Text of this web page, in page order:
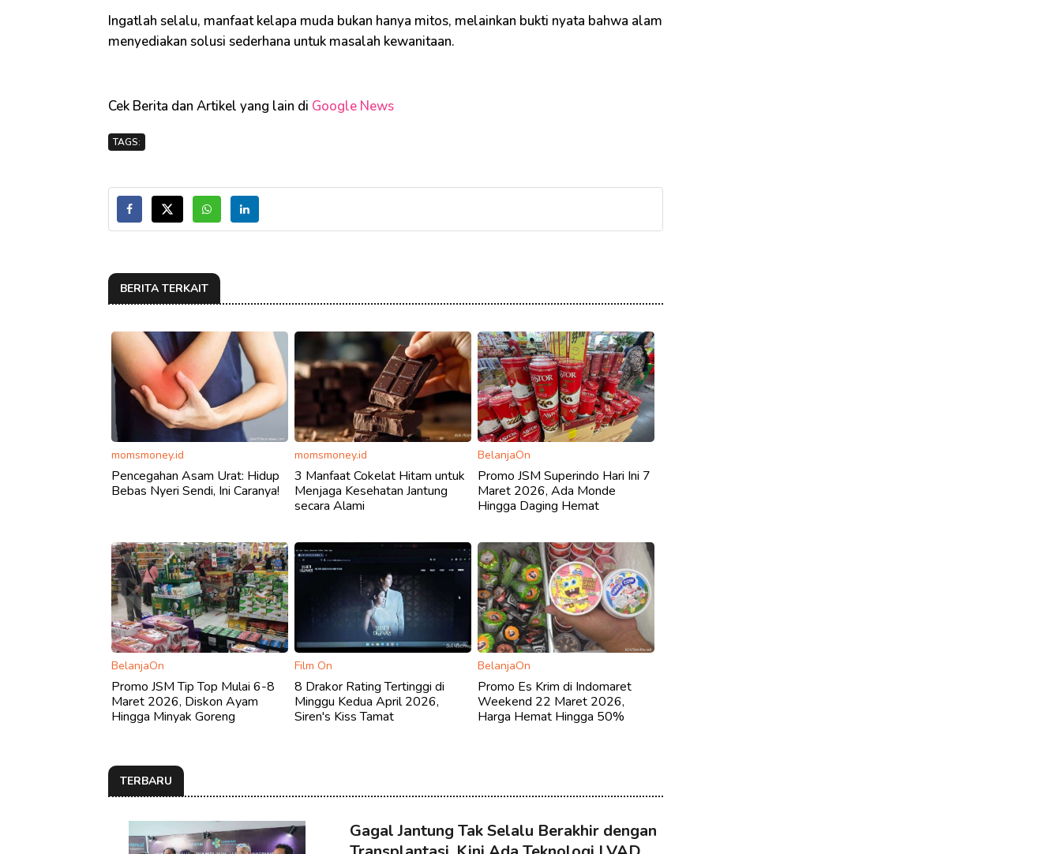
Ingatlah selalu, manfaat kelapa muda bukan hanya mitos, melainkan bukti nyata bahwa alam
menyediakan solusi sederhana untuk masalah kewanitaan.
Cek Berita dan Artikel yang lain di Google News
TAGS:
BERITA TERKAIT
momsmoney.id
Pencegahan Asam Urat: Hidup
Bebas Nyeri Sendi, Ini Caranya!
momsmoney.id
3 Manfaat Cokelat Hitam untuk
Menjaga Kesehatan Jantung
secara Alami
BelanjaOn
Promo JSM Superindo Hari Ini 7
Maret 2026, Ada Monde
Hingga Daging Hemat
BelanjaOn
Promo JSM Tip Top Mulai 6-8
Maret 2026, Diskon Ayam
Hingga Minyak Goreng
Film On
8 Drakor Rating Tertinggi di
Minggu Kedua April 2026,
Siren's Kiss Tamat
BelanjaOn
Promo Es Krim di Indomaret
Weekend 22 Maret 2026,
Harga Hemat Hingga 50%
TERBARU
Gagal Jantung Tak Selalu Berakhir dengan